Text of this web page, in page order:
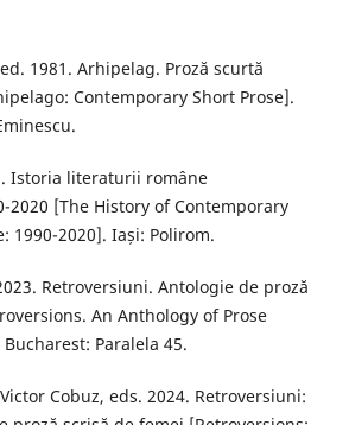
1981. Arhipelag. Proză scurtă
Contemporary Short Prose].
Istoria literaturii române
2020 [The History of Contemporary
1990-2020]. Iași: Polirom.
Retroversiuni. Antologie de proză
An Anthology of Prose
Paralela 45.
Cobuz, eds. 2024. Retroversiuni: